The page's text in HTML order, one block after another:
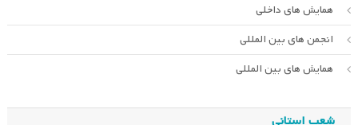
همایش های داخلی
انجمن های بین المللی
همایش های بین المللی
شعب استانی